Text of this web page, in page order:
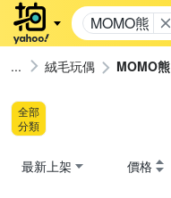
MOMO熊
絨毛玩偶 MOMO熊
全部
分類
最新上架 價格